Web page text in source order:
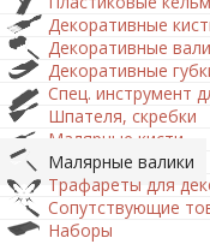
Декоративные
Декоративные
Декоративные
Спец. инструмент
Шпателя, скребки
Малярные кисти
Малярные валики
Трафареты для
Сопутствующие
Наборы